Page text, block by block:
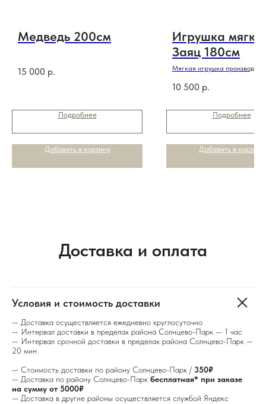
Медведь 200см
15 000 р.
Подробнее
Добавить в корзину
Игрушка
Заяц 180см
Мягкая игрушка
10 500 р.
Подробнее
Добавить в корзину
Доставка и оплата
Условия и стоимость доставки
— Доставка осуществляется ежедневно круглосуточно
— Интервал доставки в пределах района Солнцево-Парк — 1 час
— Интервал срочной доставки в пределах района Солнцево-Парк —
20 мин
— Стоимость доставки по району Солнцево-Парк / 350₽
— Доставка по району Солнцево-Парк бесплатная* при заказе
на сумму от 5000₽
— Доставка в другие районы осуществляется службой Яндекс